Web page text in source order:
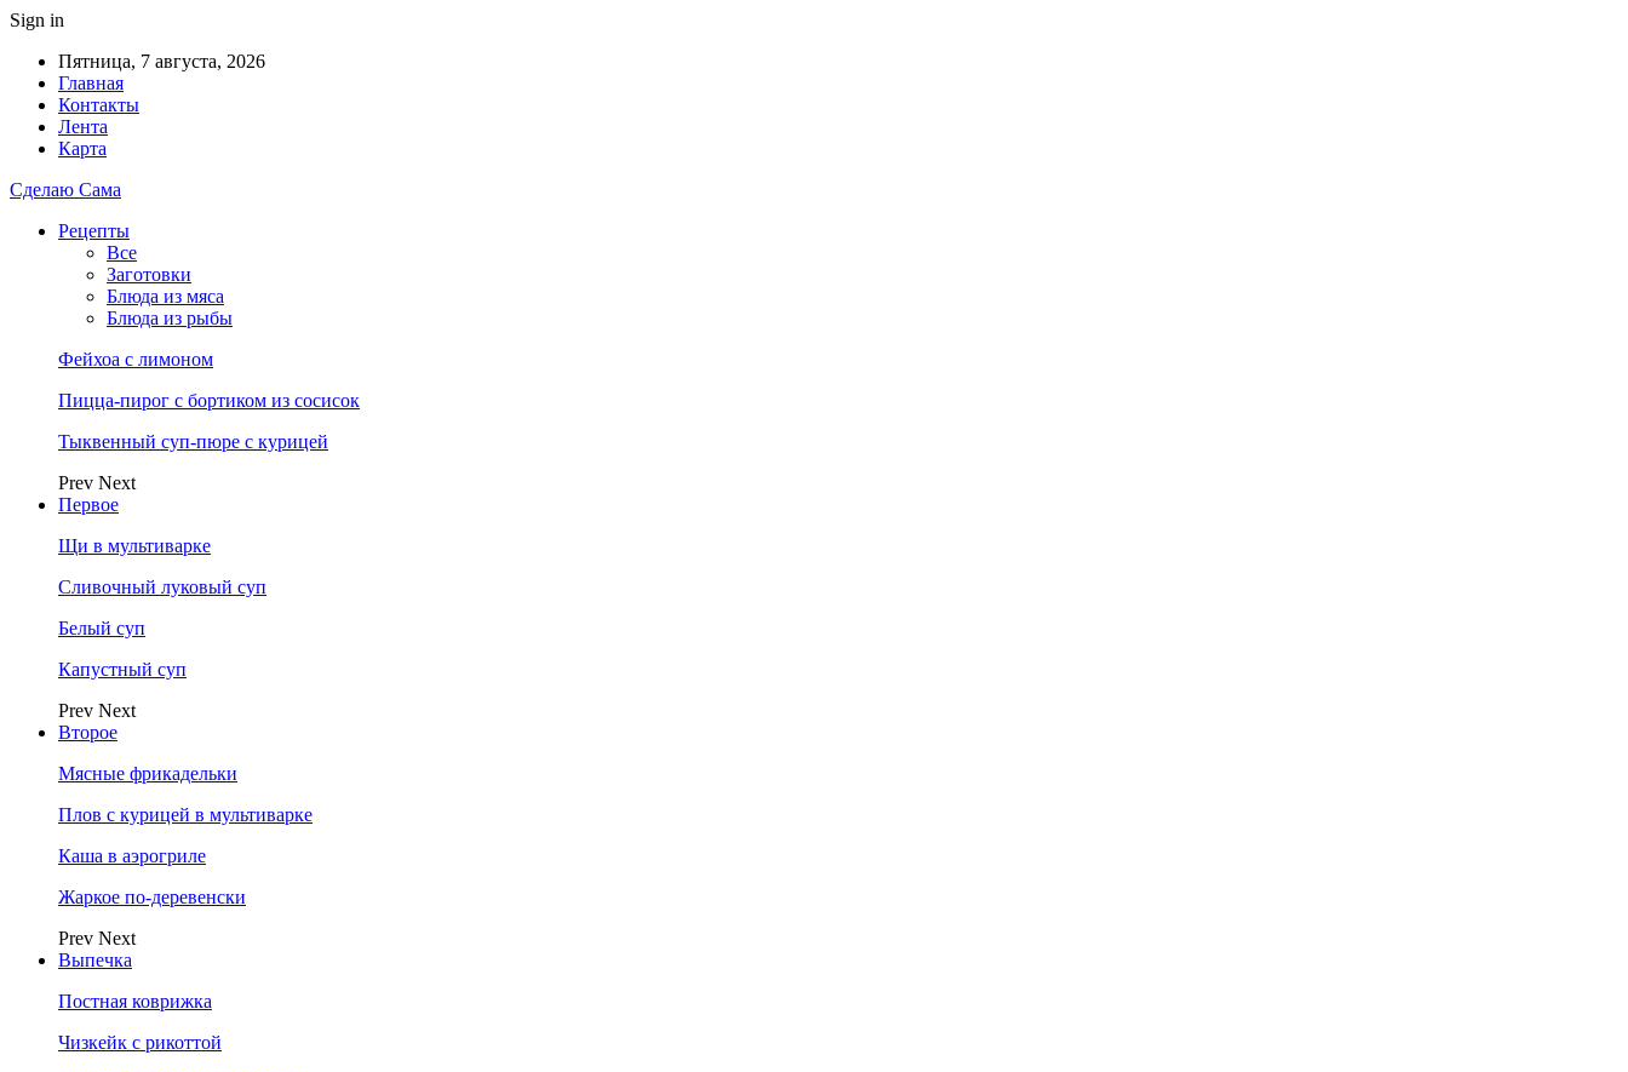
Sign in
Пятница, 7 августа, 2026
Главная
Контакты
Лента
Карта
Сделаю Сама
Рецепты
Все
Заготовки
Блюда из мяса
Блюда из рыбы
Фейхоа с лимоном
Пицца-пирог с бортиком из сосисок
Тыквенный суп-пюре с курицей
Prev Next
Первое
Щи в мультиварке
Сливочный луковый суп
Белый суп
Капустный суп
Prev Next
Второе
Мясные фрикадельки
Плов с курицей в мультиварке
Каша в аэрогриле
Жаркое по-деревенски
Prev Next
Выпечка
Постная коврижка
Чизкейк с рикоттой